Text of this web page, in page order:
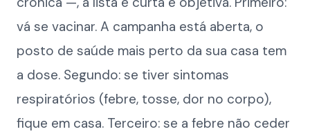
vá se vacinar. A campanha está aberta, o
posto de saúde mais perto da sua casa tem
a dose. Segundo: se tiver sintomas
respiratórios (febre, tosse, dor no corpo),
fique em casa. Terceiro: se a febre não ceder